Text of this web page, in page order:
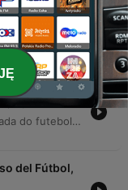
Pulso del
El episodio inicia con una reflexión sobre la filosofía de vida y la importancia de la tranquilidad, para luego abordar la detención del exfutbolista Diego Serna en Estados Unidos. El debate central se enfoca en la Selección Colombia, analizando la convocatoria de jugadores como Quintero y James, las propuestas tácticas para el mediocampo y el potencial de delanteros como Jhon Durán frente a otros referentes. Asimismo, se discuten polémicas internacionales relacionadas con la FIFA, incluyendo acusaciones de chantaje contra Gianni Infantino y la crisis de liderazgo en la organización. El programa concluye analizando transferencias de jugadores, el valor de mercado de figuras como Vinicius Junior y el panorama del fútbol colombiano con equipos como Bucaramanga y Millonarios.
la Liga? El
Este episódio apresenta uma análise detalhada do futebol colombiano, abordando desde a goleada do América de Cali até as polêmicas de arbitragem e o uso do VAR. Os apresentadores discutem o desempenho de jogadores da seleção colombiana, com foco na ascensão de Jason Guzmán e críticas às convocações baseadas em histórico passado. A discussão estende-se à análise de partidas entre Millonarios, Junior, Santa Fe e 11 Caldas, além de avaliar talentos individuais como Martegani e Contreras. O debate encerra abordando rumores sobre David Beckham na FIFA e as implicações financeiras da expansão do Mundial.
del Fútbol,